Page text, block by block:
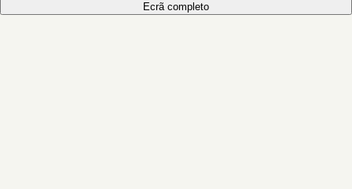
Ecrã completo